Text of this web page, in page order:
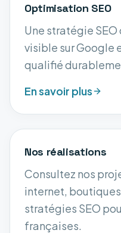
Optimisation SEO
Une stratégie
visible sur Google
qualifié
En savoir plus
Nos réalisations
Consultez nos
internet,
stratégies SEO
françaises.